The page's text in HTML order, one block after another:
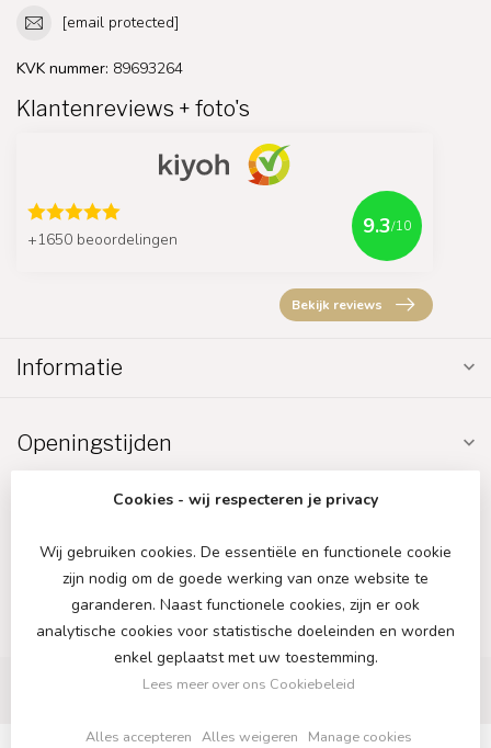
[email protected]
KVK nummer: 89693264
Klantenreviews + foto's
+1650 beoordelingen
9.3/10
Bekijk reviews
Informatie
Openingstijden
Cookies - wij respecteren je privacy
Wij gebruiken cookies. De essentiële en functionele cookie
zijn nodig om de goede werking van onze website te
garanderen. Naast functionele cookies, zijn er ook
analytische cookies voor statistische doeleinden en worden
enkel geplaatst met uw toestemming.
Lees meer over ons Cookiebeleid
Alles accepteren Alles weigeren Manage cookies